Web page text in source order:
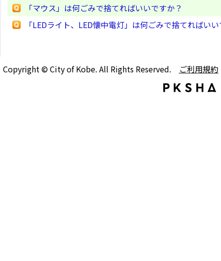
「マウス」は何ごみで捨てればいいですか？
「LEDライト、LED懐中電灯」は何ごみで捨てればい
Copyright © City of Kobe. All Rights Reserved. ご利用規約